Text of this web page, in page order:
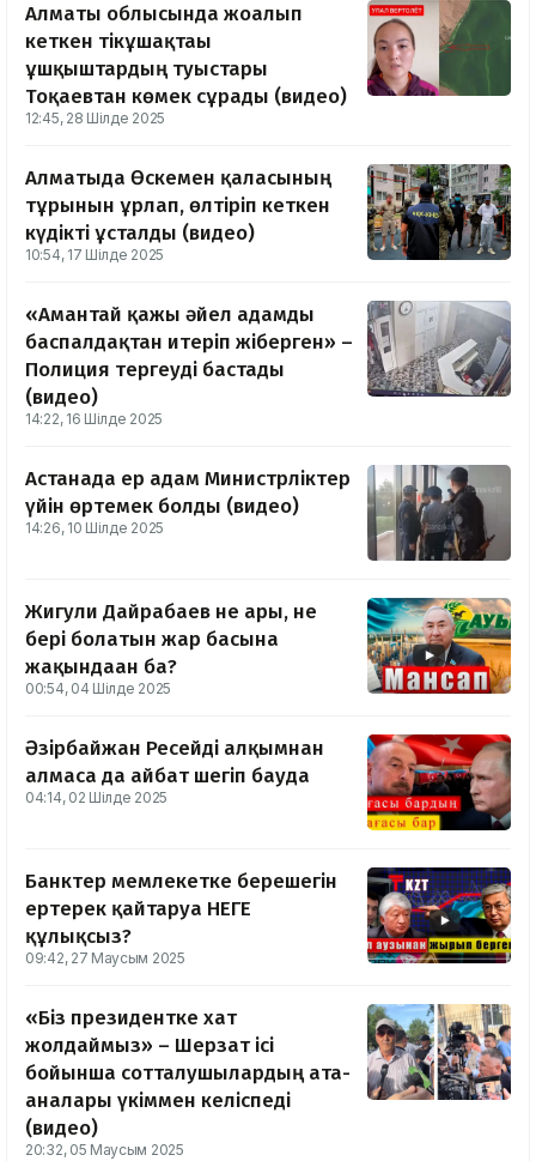
Алматы облысында жоғалып
кеткен тікұшақтағы
ұшқыштардың туыстары
Тоқаевтан көмек сұрады (видео)
12:45, 28 Шілде 2025
Алматыда Өскемен қаласының
тұрғынын ұрлап, өлтіріп кеткен
күдікті ұсталды (видео)
10:54, 17 Шілде 2025
«Амантай қажы әйел адамды
баспалдақтан итеріп жіберген» –
Полиция тергеуді бастады
(видео)
14:22, 16 Шілде 2025
Астанада ер адам Министрліктер
үйін өртемек болды (видео)
14:26, 10 Шілде 2025
Жигули Дайрабаев не ары, не
бері болатын жар басына
жақындаған ба?
00:54, 04 Шілде 2025
Әзірбайжан Ресейді алқымнан
алмаса да айбат шегіп бағуда
04:14, 02 Шілде 2025
Банктер мемлекетке берешегін
ертерек қайтаруға НЕГЕ
құлықсыз?
09:42, 27 Маусым 2025
«Біз президентке хат
жолдаймыз» – Шерзат ісі
бойынша сотталушылардың ата-
аналары үкіммен келіспеді
(видео)
20:32, 05 Маусым 2025